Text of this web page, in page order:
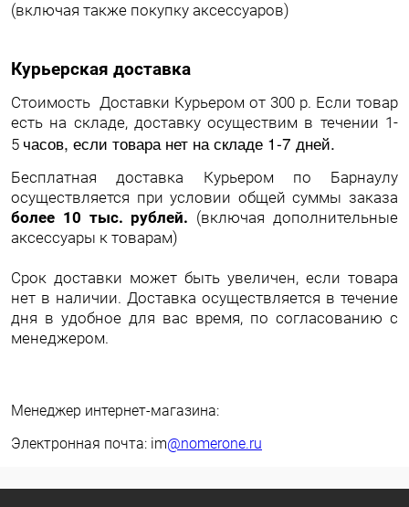
(включая также покупку аксессуаров)
Курьерская доставка
Стоимость Доставки Курьером от 300 р. Если товар
есть на складе, доставку осуществим в течении 1-
5 часов, если товара нет на складе 1-7 дней.
Бесплатная доставка Курьером по Барнаулу
осуществляется при условии общей суммы заказа
более 10 тыс. рублей. (включая дополнительные
аксессуары к товарам)
Срок доставки может быть увеличен, если товара
нет в наличии. Доставка осуществляется в течение
дня в удобное для вас время, по согласованию с
менеджером.
Менеджер интернет-магазина:
Электронная почта: im@nomerone.ru